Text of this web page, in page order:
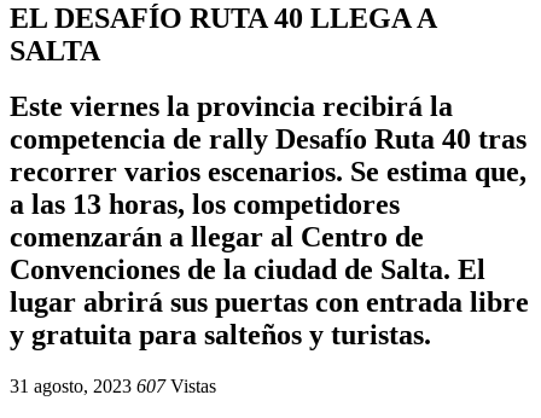
EL DESAFÍO RUTA 40 LLEGA A
SALTA
Este viernes la provincia recibirá la
competencia de rally Desafío Ruta 40 tras
recorrer varios escenarios. Se estima que,
a las 13 horas, los competidores
comenzarán a llegar al Centro de
Convenciones de la ciudad de Salta. El
lugar abrirá sus puertas con entrada libre
y gratuita para salteños y turistas.
31 agosto, 2023 607Vistas